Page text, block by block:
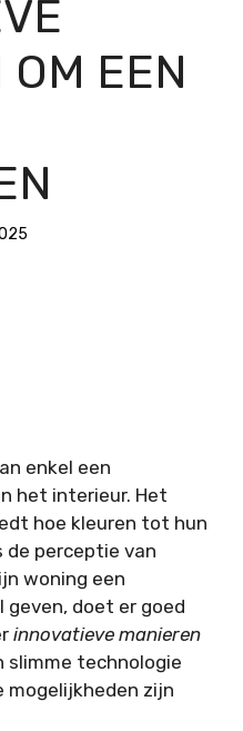
EEN
enkel een
het interieur. Het
hoe kleuren tot hun
de perceptie van
woning een
doet er goed
innovatieve manieren
slimme technologie
zijn